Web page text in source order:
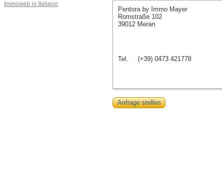
Immoweb in Italiano
Pentora by Immo Mayer
Romstraße 102
39012 Meran
Tel. (+39) 0473 421778
Anfrage stellen